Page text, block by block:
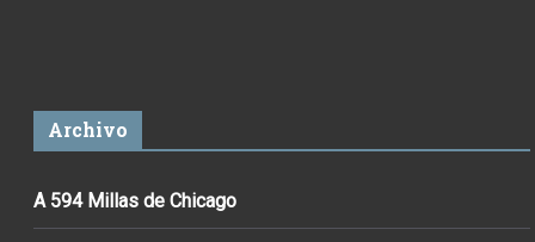
Archivo
A 594 Millas de Chicago